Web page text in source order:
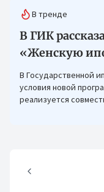
В тренде
В ГИК
«Женскую
В Государственной
условия новой
реализуется